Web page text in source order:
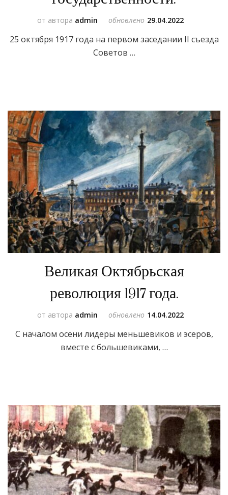
от автора admin обновлено 29.04.2022
25 октября 1917 года на первом заседании II съезда
Советов …
Великая Октябрьская
революция 1917 года.
от автора admin обновлено 14.04.2022
С началом осени лидеры меньшевиков и эсеров,
вместе с большевиками, …